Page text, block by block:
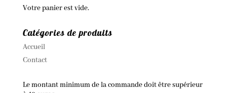
Votre panier est vide.
Catégories de produits
Accueil
Contact
Le montant minimum de la commande doit être supérieur